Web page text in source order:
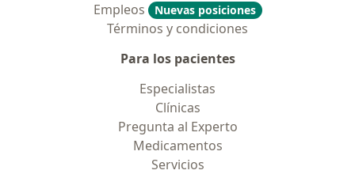
Empleos
Nuevas posiciones
Términos y condiciones
Para los pacientes
Especialistas
Clínicas
Pregunta al Experto
Medicamentos
Servicios